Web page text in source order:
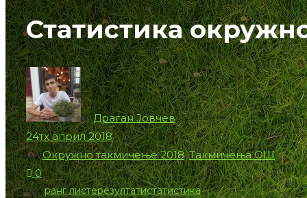
Статистика
бyДраган Јовчев
24тх април 2018
ин Окружно такмичење 2018,Такмичења ОШ
0
Тагс: ранг листерезултатистатистика